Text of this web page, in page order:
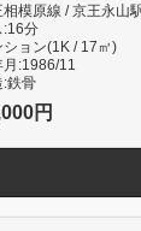
相模原線 / 京王永山
:16分
ション(1K / 17㎥)
月:1986/11
:鉄骨
円
contents